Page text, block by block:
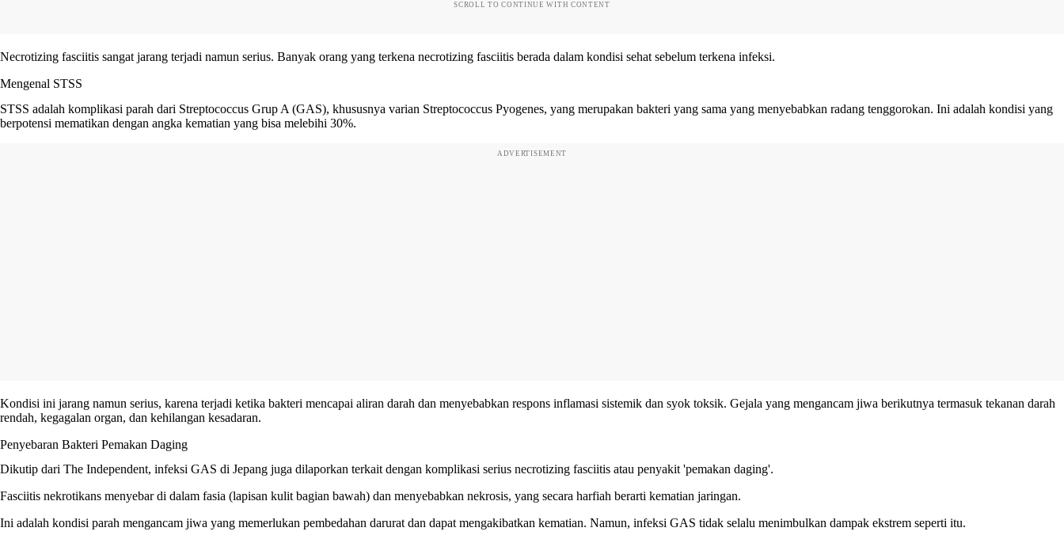
SCROLL TO CONTINUE WITH CONTENT
Necrotizing fasciitis sangat jarang terjadi namun serius. Banyak orang yang terkena necrotizing fasciitis berada dalam kondisi sehat sebelum terkena infeksi.
Mengenal STSS
STSS adalah komplikasi parah dari Streptococcus Grup A (GAS), khususnya varian Streptococcus Pyogenes, yang merupakan bakteri yang sama yang menyebabkan radang tenggorokan. Ini adalah kondisi yang
berpotensi mematikan dengan angka kematian yang bisa melebihi 30%.
ADVERTISEMENT
Kondisi ini jarang namun serius, karena terjadi ketika bakteri mencapai aliran darah dan menyebabkan respons inflamasi sistemik dan syok toksik. Gejala yang mengancam jiwa berikutnya termasuk tekanan darah
rendah, kegagalan organ, dan kehilangan kesadaran.
Penyebaran Bakteri Pemakan Daging
Dikutip dari The Independent, infeksi GAS di Jepang juga dilaporkan terkait dengan komplikasi serius necrotizing fasciitis atau penyakit 'pemakan daging'.
Fasciitis nekrotikans menyebar di dalam fasia (lapisan kulit bagian bawah) dan menyebabkan nekrosis, yang secara harfiah berarti kematian jaringan.
Ini adalah kondisi parah mengancam jiwa yang memerlukan pembedahan darurat dan dapat mengakibatkan kematian. Namun, infeksi GAS tidak selalu menimbulkan dampak ekstrem seperti itu.